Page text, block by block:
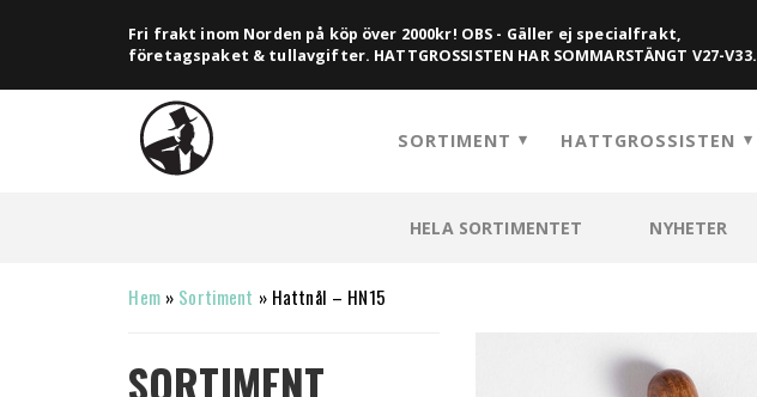
Fri frakt inom Norden på köp över 2000kr! OBS - Gäller ej specialfrakt,
företagspaket & tullavgifter. HATTGROSSISTEN HAR SOMMARSTÄNGT V27-V33.
SORTIMENT HATTGROSSISTEN
HELA SORTIMENTET NYHETER
Hem» Sortiment » Hattnål – HN15
SORTIMENT